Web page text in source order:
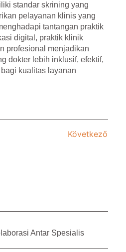
standar skrining yang
pelayanan klinis yang
tantangan praktik
digital, praktik klinik
profesional menjadikan
dokter lebih inklusif, efektif,
kualitas layanan
Következő
Antar Spesialis